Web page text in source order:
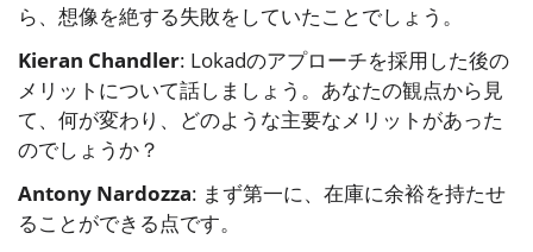
ら、想像を絶する失敗をしていたことでしょう。
Kieran Chandler: Lokadのアプローチを採用した後の
メリットについて話しましょう。あなたの観点から見
て、何が変わり、どのような主要なメリットがあった
のでしょうか？
Antony Nardozza: まず第一に、在庫に余裕を持たせ
ることができる点です。